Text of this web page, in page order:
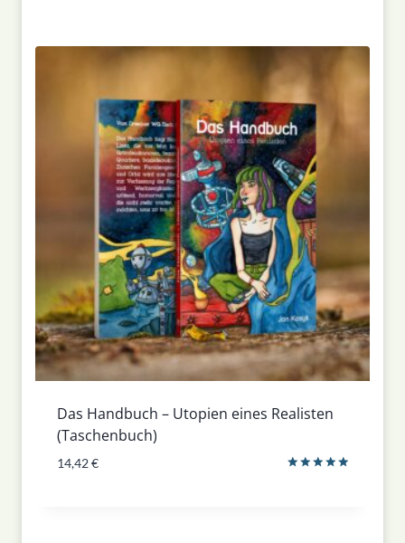
Das Handbuch – Utopien eines Realisten
(Taschenbuch)
14,42€